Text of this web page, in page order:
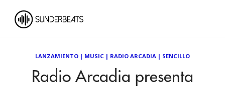
LANZAMIENTO | MUSIC | RADIO ARCADIA | SENCILLO
Radio Arcadia presenta